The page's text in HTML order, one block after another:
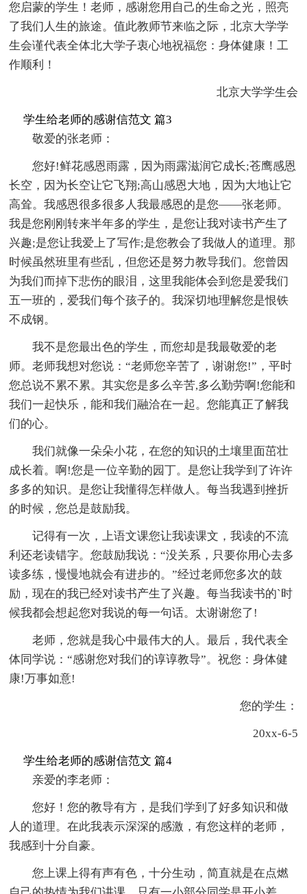
您启蒙的学生！老师，感谢您用自己的生命之光，照亮
了我们人生的旅途。值此教师节来临之际，北京大学学
生会谨代表全体北大学子衷心地祝福您：身体健康！工
作顺利！
北京大学学生会
学生给老师的感谢信范文 篇3
敬爱的张老师：
您好!鲜花感恩雨露，因为雨露滋润它成长;苍鹰感恩
长空，因为长空让它飞翔;高山感恩大地，因为大地让它
高耸。我感恩很多很多人我最感恩的是您——张老师。
我是您刚刚转来半年多的学生，是您让我对读书产生了
兴趣;是您让我爱上了写作;是您教会了我做人的道理。那
时候虽然班里有些乱，但您还是努力教导我们。您曾因
为我们而掉下悲伤的眼泪，这里我能体会到您是爱我们
五一班的，爱我们每个孩子的。我深切地理解您是恨铁
不成钢。
我不是您最出色的学生，而您却是我最敬爱的老
师。老师我想对您说：“老师您辛苦了，谢谢您!”，平时
您总说不累不累。其实您是多么辛苦,多么勤劳啊!您能和
我们一起快乐，能和我们融洽在一起。您能真正了解我
们的心。
我们就像一朵朵小花，在您的知识的土壤里面茁壮
成长着。啊!您是一位辛勤的园丁。是您让我学到了许许
多多的知识。是您让我懂得怎样做人。每当我遇到挫折
的时候，您总是鼓励我。
记得有一次，上语文课您让我读课文，我读的不流
利还老读错字。您鼓励我说：“没关系，只要你用心去多
读多练，慢慢地就会有进步的。”经过老师您多次的鼓
励，现在的我已经对读书产生了兴趣。每当我读书的`时
候我都会想起您对我说的每一句话。太谢谢您了!
老师，您就是我心中最伟大的人。最后，我代表全
体同学说：“感谢您对我们的谆谆教导”。祝您：身体健
康!万事如意!
您的学生：
20xx-6-5
学生给老师的感谢信范文 篇4
亲爱的李老师：
您好！您的教导有方，是我们学到了好多知识和做
人的道理。在此我表示深深的感激，有您这样的老师，
我感到十分自豪。
您上课上得有声有色，十分生动，简直就是在点燃